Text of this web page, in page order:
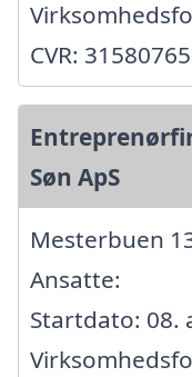
CVR: 31580765
Søn ApS
Mesterbuen
Ansatte:
Startdato: 08.